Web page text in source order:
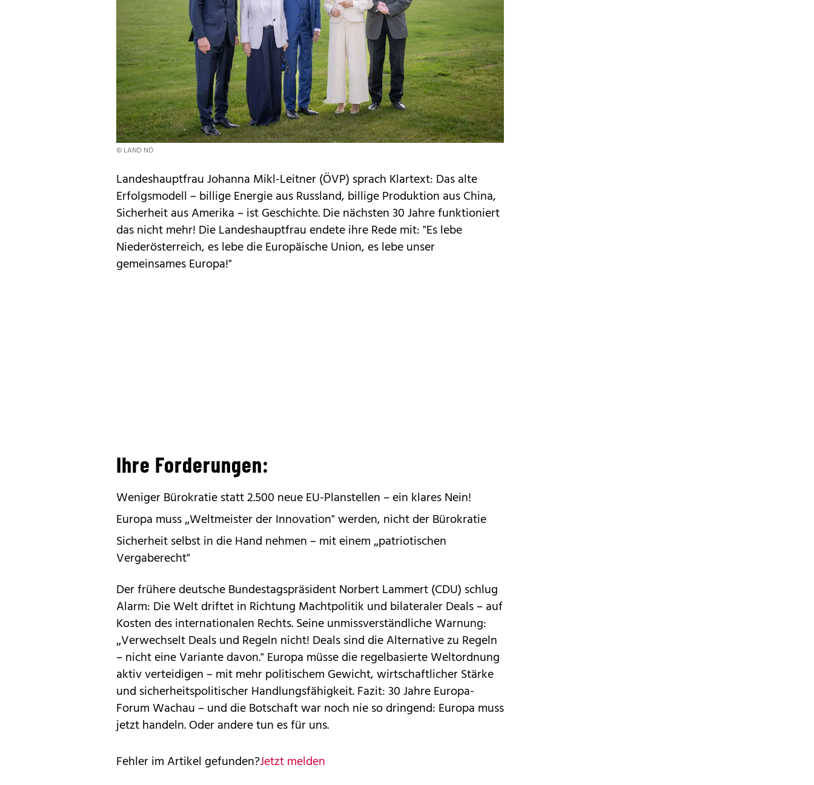
© LAND NÖ
Landeshauptfrau Johanna Mikl-Leitner (ÖVP) sprach Klartext: Das alte
Erfolgsmodell – billige Energie aus Russland, billige Produktion aus China,
Sicherheit aus Amerika – ist Geschichte. Die nächsten 30 Jahre funktioniert
das nicht mehr! Die Landeshauptfrau endete ihre Rede mit: "Es lebe
Niederösterreich, es lebe die Europäische Union, es lebe unser
gemeinsames Europa!"
Ihre Forderungen:
Weniger Bürokratie statt 2.500 neue EU-Planstellen – ein klares Nein!
Europa muss „Weltmeister der Innovation" werden, nicht der Bürokratie
Sicherheit selbst in die Hand nehmen – mit einem „patriotischen
Vergaberecht"
Der frühere deutsche Bundestagspräsident Norbert Lammert (CDU) schlug
Alarm: Die Welt driftet in Richtung Machtpolitik und bilateraler Deals – auf
Kosten des internationalen Rechts. Seine unmissverständliche Warnung:
„Verwechselt Deals und Regeln nicht! Deals sind die Alternative zu Regeln
– nicht eine Variante davon." Europa müsse die regelbasierte Weltordnung
aktiv verteidigen – mit mehr politischem Gewicht, wirtschaftlicher Stärke
und sicherheitspolitischer Handlungsfähigkeit. Fazit: 30 Jahre Europa-
Forum Wachau – und die Botschaft war noch nie so dringend: Europa muss
jetzt handeln. Oder andere tun es für uns.
Fehler im Artikel gefunden?Jetzt melden